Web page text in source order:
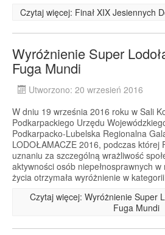
Czytaj więcej: Finał XIX Jesiennych
Wyróżnienie Super
Fuga Mundi
Utworzono: 20 wrzesień 2016
W dniu 19 września 2016 roku w Sali
Podkarpackiego Urzędu
Podkarpacko-Lubelska Regionalna
LODOŁAMACZE 2016, podczas której
uznaniu za szczególną wrażliwość
aktywności osób niepełnosprawnych
życia otrzymała wyróżnienie w
Czytaj więcej: Wyróżnienie Super
Fuga Mundi